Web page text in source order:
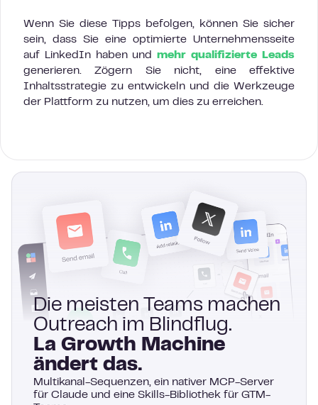
Wenn Sie diese Tipps befolgen, können Sie sicher
sein, dass Sie eine optimierte Unternehmensseite
auf LinkedIn haben undmehr qualifizierte Leads
generieren. Zögern Sie nicht, eine effektive
Inhaltsstrategie zu entwickeln und die Werkzeuge
der Plattform zu nutzen, um dies zu erreichen.
Die meisten Teams machen
Outreach im Blindflug.
La Growth Machine
ändert das.
Multikanal-Sequenzen, ein nativer MCP-Server
für Claude und eine Skills-Bibliothek für GTM-